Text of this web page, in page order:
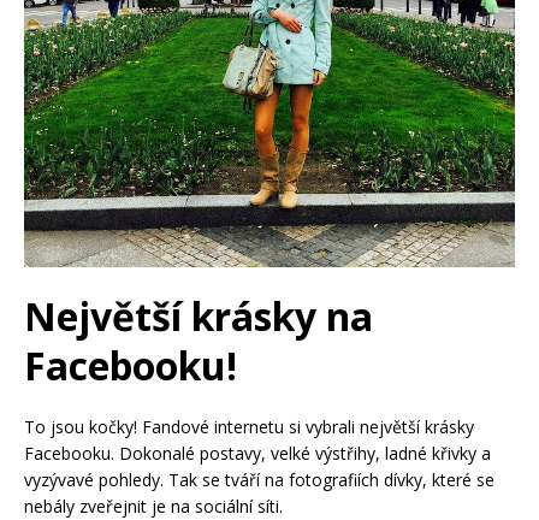
Největší krásky na
Facebooku!
To jsou kočky! Fandové internetu si vybrali největší krásky
Facebooku. Dokonalé postavy, velké výstřihy, ladné křivky a
vyzývavé pohledy. Tak se tváří na fotografiích dívky, které se
nebály zveřejnit je na sociální síti.